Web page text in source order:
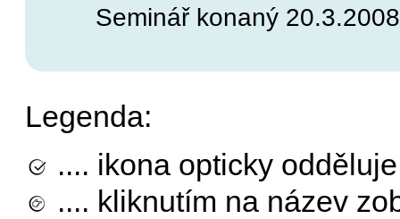
Seminář konaný
Legenda:
.... ikona opticky
.... kliknutím na název